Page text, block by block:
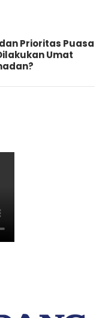
Prioritas Puasa
Umat